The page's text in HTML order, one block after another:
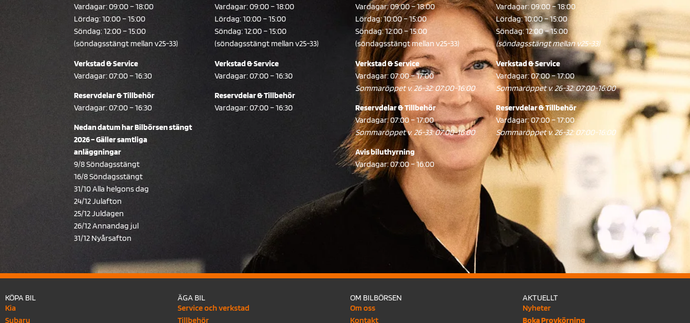
Vardagar: 09:00 – 18:00
Lördag: 10:00 – 15:00
Söndag: 12:00 – 15:00
(söndagsstängt mellan v25-33)
Verkstad & Service
Vardagar: 07:00 – 16:30
Reservdelar & Tillbehör
Vardagar: 07:00 – 16:30
Nedan datum har Bilbörsen stängt
2026 – Gäller samtliga
anläggningar
9/8 Söndagsstängt
16/8 Söndagsstängt
31/10 Alla helgons dag
24/12 Julafton
25/12 Juldagen
26/12 Annandag jul
31/12 Nyårsafton
Vardagar: 09:00 – 18:00
Lördag: 10:00 – 15:00
Söndag: 12:00 – 15:00
(söndagsstängt mellan v25-33)
Verkstad & Service
Vardagar: 07:00 – 16:30
Reservdelar & Tillbehör
Vardagar: 07:00 – 16:30
Vardagar: 09:00 – 18:00
Lördag: 10:00 – 15:00
Söndag: 12:00 – 15:00
(söndagsstängt mellan v25-33)
Verkstad & Service
Vardagar: 07:00 – 17:00
Sommaröppet v. 26-32: 07:00-16:00
Reservdelar & Tillbehör
Vardagar: 07:00 – 17:00
Sommaröppet v. 26-33: 07:00-16:00
Avis biluthyrning
Vardagar: 07:00 – 16:00
Vardagar: 09:00 – 18:00
Lördag: 10:00 – 15:00
Söndag: 12:00 – 15:00
(söndagsstängt mellan v25-33)
Verkstad & Service
Vardagar: 07:00 – 17:00
Sommaröppet v. 26-32: 07:00-16:00
Reservdelar & Tillbehör
Vardagar: 07:00 – 17:00
Sommaröppet v. 26-32: 07:00-16:00
KÖPA BIL
Kia
Subaru
ÄGA BIL
Service och verkstad
Tillbehör
OM BILBÖRSEN
Om oss
Kontakt
AKTUELLT
Nyheter
Boka Provkörning